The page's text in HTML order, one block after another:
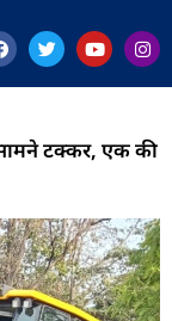
टक्कर, एक की